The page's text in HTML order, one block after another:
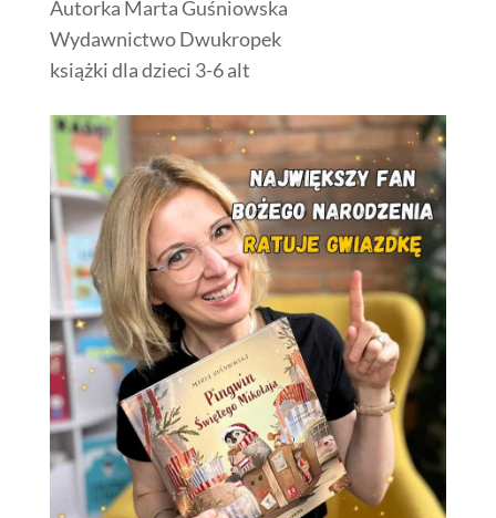
Autorka Marta Guśniowska
Wydawnictwo Dwukropek
książki dla dzieci 3-6 alt